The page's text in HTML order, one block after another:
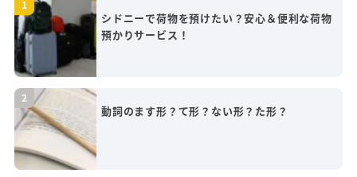
シドニーで荷物を預けたい？安心＆便利な荷物
預かりサービス！
動詞のます形？て形？ない形？た形？